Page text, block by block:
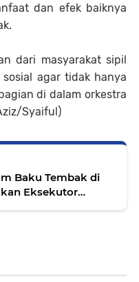
dan efek baiknya
dari masyarakat sipil
agar tidak hanya
di dalam orkestra
Syaiful)
Baku Tembak di
Eksekutor